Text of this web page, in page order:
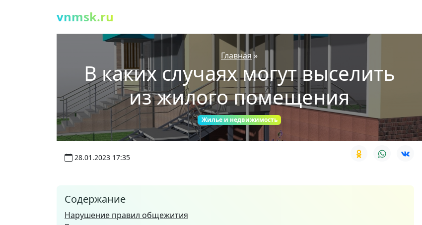
vnmsk.ru
Главная »
В каких случаях могут выселить
из жилого помещения
Жилье и недвижимость
28.01.2023 17:35
Содержание
Нарушение правил общежития